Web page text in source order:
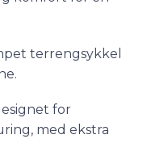
terrengsykkel
for
med ekstra